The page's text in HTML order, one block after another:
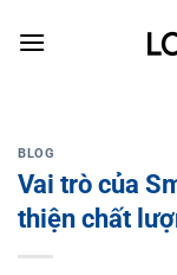
BLOG
Vai trò của
thiện chất